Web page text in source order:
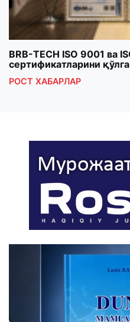
BRB-TECH ISO 9001 ва
сертификатларини
РОСТ ХАБАРЛАР